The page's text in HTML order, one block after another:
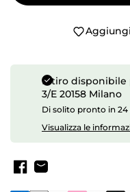
Ritiro disponibile
3/E 20158 Milano
Di solito pronto in 24
Visualizza le